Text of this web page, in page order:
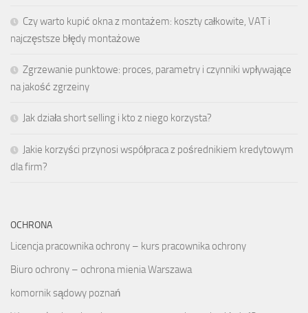
Czy warto kupić okna z montażem: koszty całkowite, VAT i
najczęstsze błędy montażowe
Zgrzewanie punktowe: proces, parametry i czynniki wpływające
na jakość zgrzeiny
Jak działa short selling i kto z niego korzysta?
Jakie korzyści przynosi współpraca z pośrednikiem kredytowym
dla firm?
OCHRONA
Licencja pracownika ochrony – kurs pracownika ochrony
Biuro ochrony – ochrona mienia Warszawa
komornik sądowy poznań